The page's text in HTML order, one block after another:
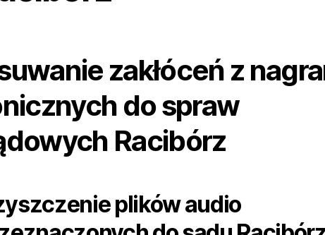
zakłóceń z
do spraw
Racibórz
plików audio